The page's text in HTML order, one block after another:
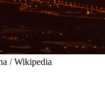
/ Wikipedia